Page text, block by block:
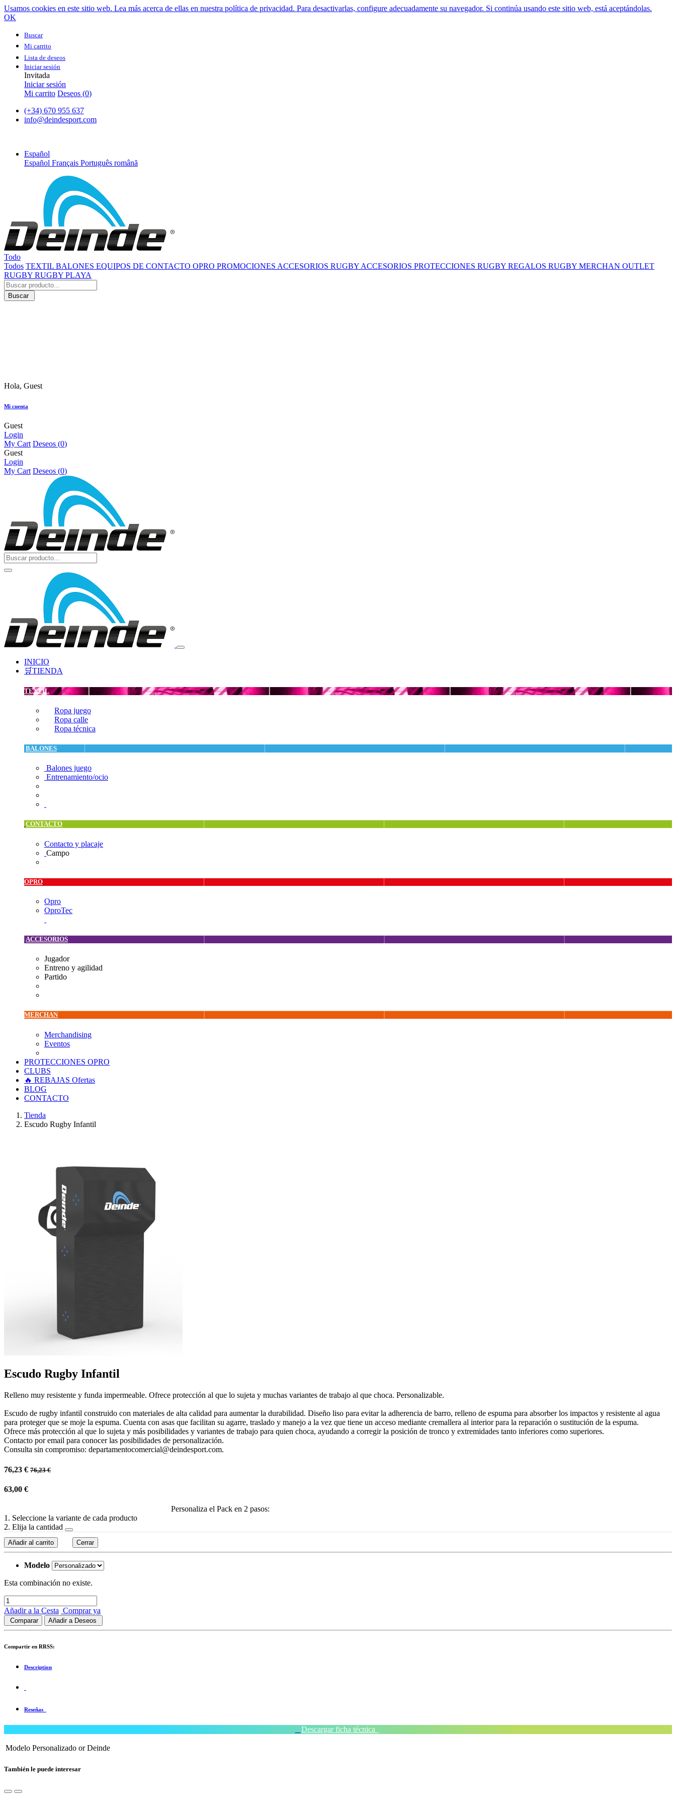
Usamos cookies en este sitio web. Lea más acerca de ellas en nuestra política de privacidad. Para desactivarlas, configure adecuadamente su navegador. Si continúa usando este sitio web, está aceptándolas.
OK
Buscar
Mi carrito
Lista de deseos
Iniciar sesión
Invitada
Iniciar sesión
Mi carrito Deseos (0)
(+34) 670 955 637
info@deindesport.com
Español
Español Français Português română
Todo
Todos TEXTIL BALONES EQUIPOS DE CONTACTO OPRO PROMOCIONES ACCESORIOS RUGBY ACCESORIOS PROTECCIONES RUGBY REGALOS RUGBY MERCHAN OUTLET
RUGBY RUGBY PLAYA
Buscar
Hola, Guest
Mi cuenta
Guest
Login
My Cart Deseos (0)
Guest
Login
My Cart Deseos (0)
INICIO
🛒TIENDA
TEXTIL
Ropa juego
Ropa calle
Ropa técnica
BALONES
Balones juego
Entrenamiento/ocio
CONTACTO
Contacto y placaje
Campo
OPRO
Opro
OproTec
ACCESORIOS
Jugador
Entreno y agilidad
Partido
MERCHAN
Merchandising
Eventos
PROTECCIONES OPRO
CLUBS
🔥 REBAJAS Ofertas
BLOG
CONTACTO
Tienda
Escudo Rugby Infantil
Escudo Rugby Infantil
Relleno muy resistente y funda impermeable. Ofrece protección al que lo sujeta y muchas variantes de trabajo al que choca. Personalizable.
Escudo de rugby infantil construido con materiales de alta calidad para aumentar la durabilidad. Diseño liso para evitar la adherencia de barro, relleno de espuma para absorber los impactos y resistente al agua
para proteger que se moje la espuma. Cuenta con asas que facilitan su agarre, traslado y manejo a la vez que tiene un acceso mediante cremallera al interior para la reparación o sustitución de la espuma.
Ofrece más protección al que lo sujeta y más posibilidades y variantes de trabajo para quien choca, ayudando a corregir la posición de tronco y extremidades tanto inferiores como superiores.
Contacto por email para conocer las posibilidades de personalización.
Consulta sin compromiso: departamentocomercial@deindesport.com.
76,23 € 76,23€
63,00 €
Personaliza el Pack en 2 pasos:
1. Seleccione la variante de cada producto
2. Elija la cantidad
Añadir al carrito Cerrar
Modelo
Esta combinación no existe.
Añadir a la Cesta Comprar ya
Comparar Añadir a Deseos
Compartir en RRSS:
Description
Reseñas
Descargar ficha técnica
Modelo Personalizado orDeinde
También le puede interesar